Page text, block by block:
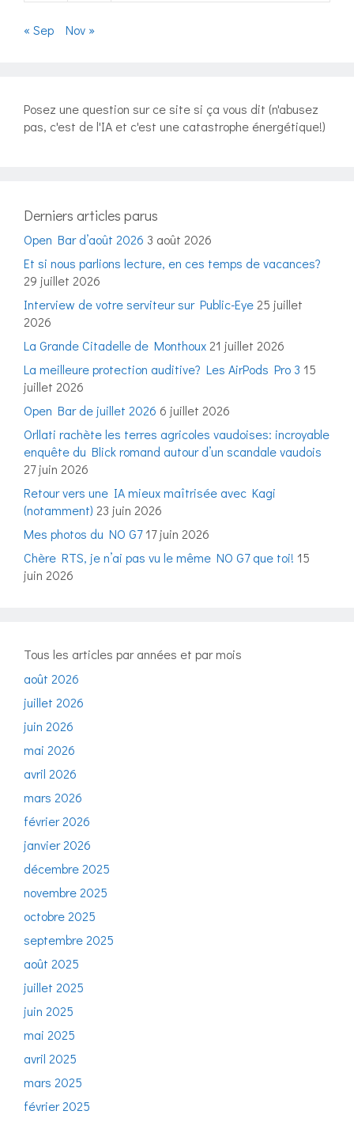
« Sep Nov »
Posez une question sur ce site si ça vous dit (n'abusez
pas, c'est de l'IA et c'est une catastrophe énergétique!)
Derniers articles parus
Open Bar d’août 2026 3 août 2026
Et si nous parlions lecture, en ces temps de vacances?
29 juillet 2026
Interview de votre serviteur sur Public-Eye 25 juillet
2026
La Grande Citadelle de Monthoux 21 juillet 2026
La meilleure protection auditive? Les AirPods Pro 3 15
juillet 2026
Open Bar de juillet 2026 6 juillet 2026
Orllati rachète les terres agricoles vaudoises: incroyable
enquête du Blick romand autour d’un scandale vaudois
27 juin 2026
Retour vers une IA mieux maîtrisée avec Kagi
(notamment) 23 juin 2026
Mes photos du NO G7 17 juin 2026
Chère RTS, je n’ai pas vu le même NO G7 que toi! 15
juin 2026
Tous les articles par années et par mois
août 2026
juillet 2026
juin 2026
mai 2026
avril 2026
mars 2026
février 2026
janvier 2026
décembre 2025
novembre 2025
octobre 2025
septembre 2025
août 2025
juillet 2025
juin 2025
mai 2025
avril 2025
mars 2025
février 2025